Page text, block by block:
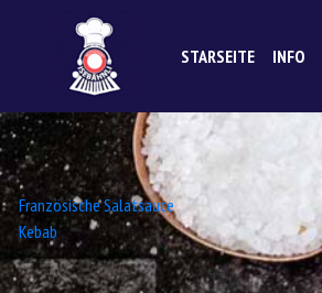
STARSEITE INFO
Beitrags-
Navigation
Französische Salatsauce
Kebab